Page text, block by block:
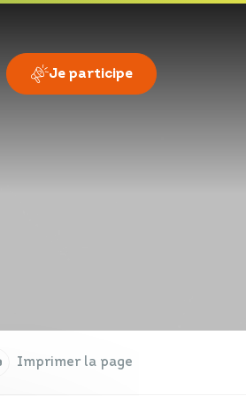
Je participe
Imprimer la page